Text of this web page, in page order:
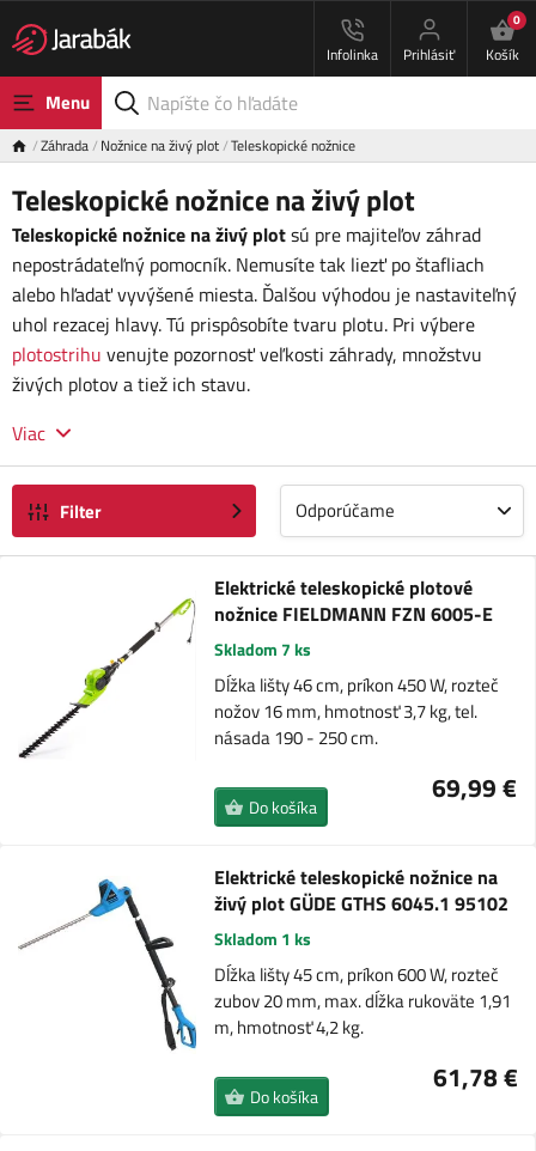
Infolinka Prihlásiť
0
Košík
Menu
Záhrada Nožnice na živý plot Teleskopické nožnice
Teleskopické nožnice na živý plot
Teleskopické nožnice na živý plotsú pre majiteľov záhrad
nepostrádateľný pomocník. Nemusíte tak liezť po štafliach
alebo hľadať vyvýšené miesta. Ďalšou výhodou je nastaviteľný
uhol rezacej hlavy. Tú prispôsobíte tvaru plotu. Pri výbere
plotostrihu venujte pozornosť veľkosti záhrady, množstvu
živých plotov a tiež ich stavu.
Viac
Filter Odporúčame
Elektrické teleskopické plotové
nožnice FIELDMANN FZN 6005-E
Skladom 7 ks
Dĺžka lišty 46 cm, príkon 450 W, rozteč
nožov 16 mm, hmotnosť 3,7 kg, tel.
násada 190 - 250 cm.
69,99 €
Do košíka
Elektrické teleskopické nožnice na
živý plot GÜDE GTHS 6045.1 95102
Skladom 1 ks
Dĺžka lišty 45 cm, príkon 600 W, rozteč
zubov 20 mm, max. dĺžka rukoväte 1,91
m, hmotnosť 4,2 kg.
61,78 €
Do košíka